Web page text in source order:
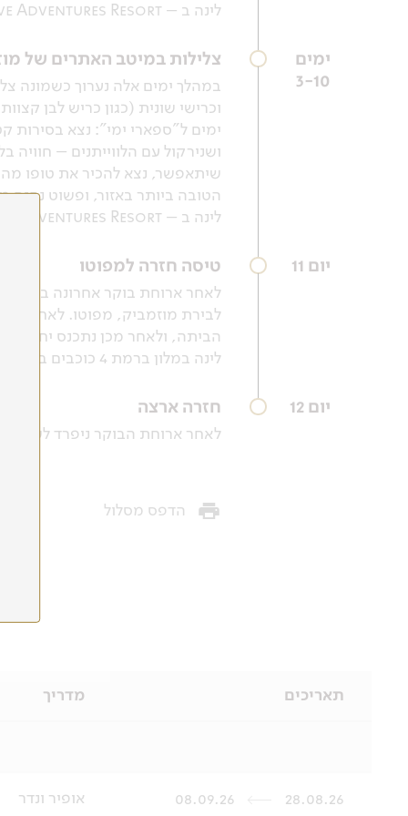
לינה ב – Liquid Dive Adventures Resort.
ימים
3-10
צלילות במיטב האתרים של
במהלך ימים אלה נערוך כשמונה
וכרישי שונית (כגון כריש לבן
ושנירקול עם הלווייתנים –
שיתאפשר, נצא להכיר את טופו
הטובה ביותר באזור, ופשוט נהנה
לינה ב – Liquid Dive Adventures Resort.
יום 11 טיסה חזרה למפוטו
לאחר ארוחת בוקר אחרונה בטופו,
לבירת מוזמביק, מפוטו. לאחר
הביתה, ולאחר מכן נתכנס יחד
לינה במלון ברמת 4 כוכבים במפוטו.
יום 12 חזרה ארצה
לאחר ארוחת הבוקר ניפרד לשלום
הדפס מסלול
תאריכים מדריך
28.08.26
08.09.26 אופיר ונדר